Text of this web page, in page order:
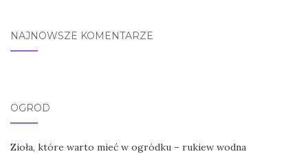
NAJNOWSZE KOMENTARZE
OGRÓD
Zioła, które warto mieć w ogródku – rukiew wodna